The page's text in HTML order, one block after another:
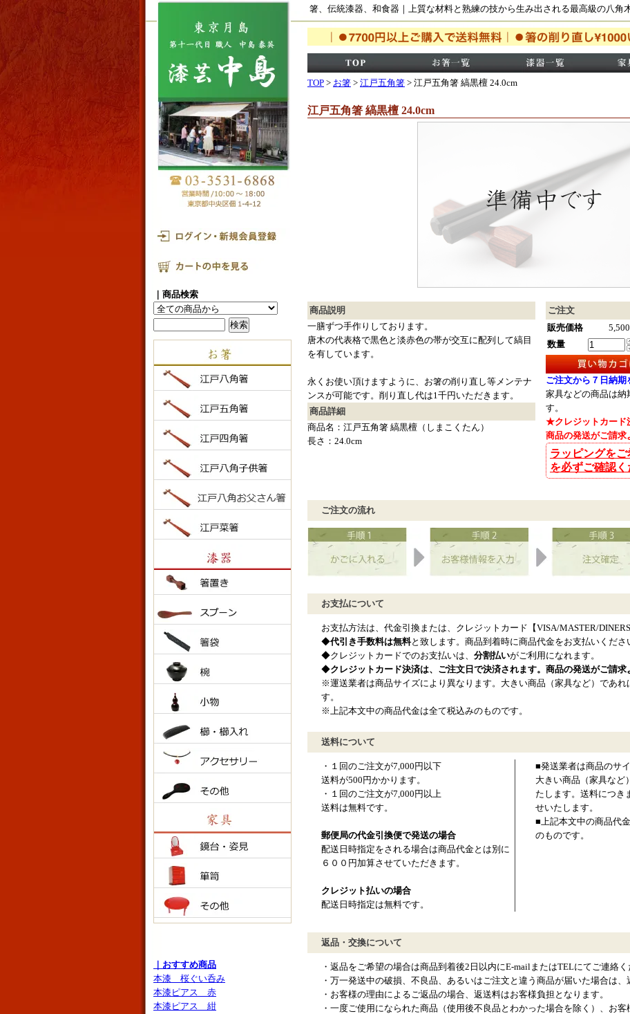
箸、伝統漆器、和食器｜上質な材料と熟練の技から生み出される最高級の八角
TOP > お箸 > 江戸五角箸 > 江戸五角箸 縞黒檀 24.0cm
江戸五角箸 縞黒檀 24.0cm
商品説明
一膳ずつ手作りしております。
唐木の代表格で黒色と淡赤色の帯が交互に配列して縞目
を有しています。
永くお使い頂けますように、お箸の削り直し等メンテナ
ンスが可能です。削り直し代は1千円いただきます。
商品詳細
商品名：江戸五角箸 縞黒檀（しまこくたん）
長さ：24.0cm
ご注文
販売価格
数量
ご注文から７日納期
家具などの商品は納
す。
★クレジットカード
商品の発送がご請求
ラッピングを
を必ずご確認く
ご注文の流れ
お支払について
お支払方法は、代金引換または、クレジットカード【VISA/MASTER/
◆代引き手数料は無料と致します。商品到着時に商品代金をお支払いくださ
◆クレジットカードでのお支払いは、 分割払いがご利用になれます。
◆クレジットカード決済は、ご注文日で決済されます。商品の発送がご請求
※運送業者は商品サイズにより異なります。大きい商品（家具など）であれ
す。
※上記本文中の商品代金は全て税込みのものです。
送料について
・１回のご注文が7,000円以下
送料が500円かかります。
・１回のご注文が7,000円以上
送料は無料です。
郵便局の代金引換便で発送の場合
配送日時指定をされる場合は商品代金とは別に
６００円加算させていただきます。
クレジット払いの場合
配送日時指定は無料です。
■発送業者は商品のサ
大きい商品（家具など
たします。送料につき
せいたします。
■上記本文中の商品代
のものです。
返品・交換について
・返品をご希望の場合は商品到着後2日以内にE-mailまたはTELにてご連絡く
・万一発送中の破損、不良品、あるいはご注文と違う商品が届いた場合は、
・お客様の理由によるご返品の場合、返送料はお客様負担となります。
・一度ご使用になられた商品（使用後不良品とわかった場合を除く）、お
｜商品検索
｜おすすめ商品
本漆 桜ぐい呑み
本漆ピアス 赤
本漆ピアス 紺